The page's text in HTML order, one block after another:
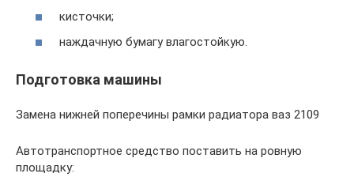
кисточки;
наждачную бумагу влагостойкую.
Подготовка машины
Замена нижней поперечины рамки радиатора ваз 2109
Автотранспортное средство поставить на ровную
площадку: